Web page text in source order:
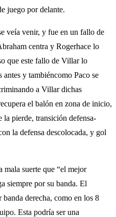
juego por delante.
veía venir, y fue en un fallo de
centra y Rogerhace lo
que este fallo de Villar lo
y tambiéncomo Paco se
a Villar dichas
el balón en zona de inicio,
la pierde, transición defensa-
la defensa descolocada, y gol
suerte que “el mejor
siempre por su banda. El
derecha, como en los 8
Esta podría ser una